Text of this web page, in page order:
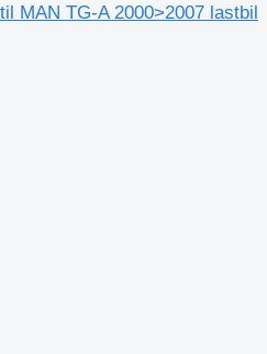
MAN TG-A 2000>2007 lastbil